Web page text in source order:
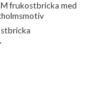
frukostbricka med